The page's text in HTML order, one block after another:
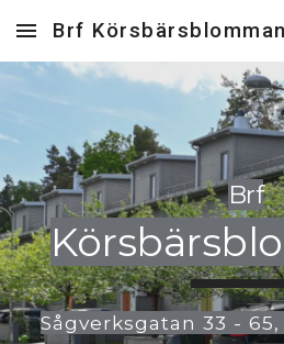
Skip to main content
Brf
Brf
Sågverksgatan 33 -